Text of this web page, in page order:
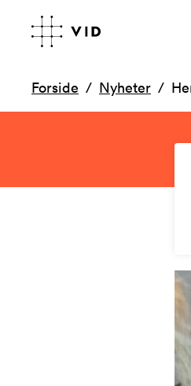
Forside Nyheter